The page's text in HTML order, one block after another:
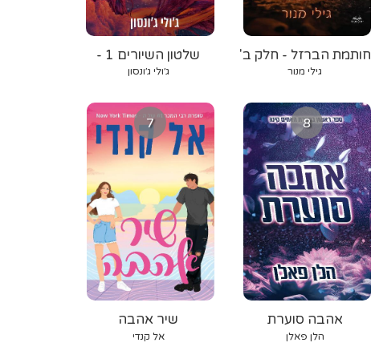
שלטון השיורים 1 -
אורגת הרוח
ג׳ולי ג׳ונסון
חותמת הברזל - חלק ב'
גילי מנור
7
שיר אהבה
אל קנדי
8
אהבה סוערת
הלן פאלן